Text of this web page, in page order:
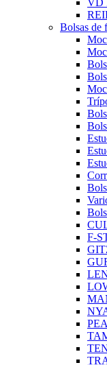
VD
Bolsas de
F-